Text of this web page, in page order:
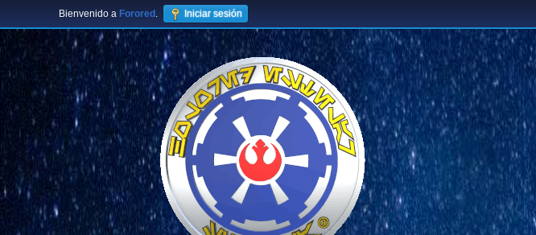
Bienvenido a Forored . Iniciar sesión